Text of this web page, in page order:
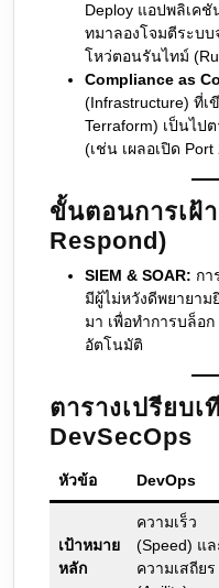
Deploy แอปพลิเค
ทมาลองโจมตีระบบ
โหว่ตอนรันไทม์
Compliance as
(Infrastructure) ที่
Terraform) เป็นไป
(เช่น เผลอเปิด
ขั้นตอนการเฝ้
Respond)
SIEM & SOAR: กา
มีผู้ไม่หวังดีพยายาม
มา เพื่อทำการบล็อ
อัตโนมัติ
ตารางเปรียบ
DevSecOps
หัวข้อ DevOps
เป้าหมาย
หลัก
ความเร็ว
(Speed) แล
ความเสถียร